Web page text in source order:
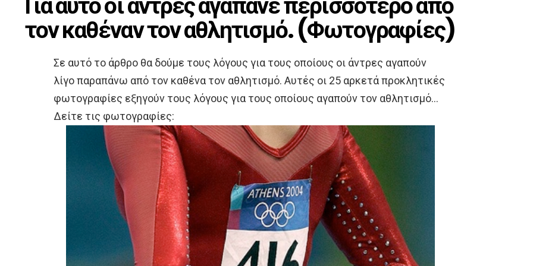
τον καθέναν τον αθλητισμό. (Φωτογραφίες)
Σε αυτό το άρθρο θα δούμε τους λόγους για τους οποίους οι άντρες αγαπούν
λίγο παραπάνω από τον καθένα τον αθλητισμό. Αυτές οι 25 αρκετά προκλητικές
φωτογραφίες εξηγούν τους λόγους για τους οποίους αγαπούν τον αθλητισμό…
Δείτε τις φωτογραφίες: